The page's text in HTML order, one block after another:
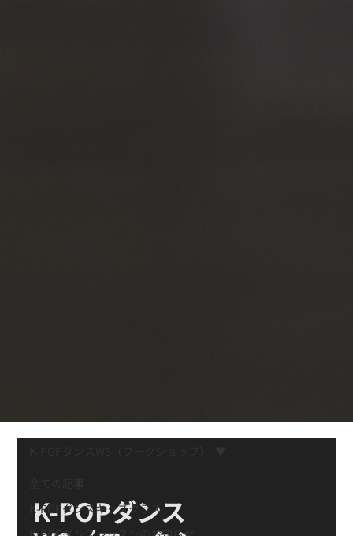
K-POPダンスキッズクラス
K-POPダンス